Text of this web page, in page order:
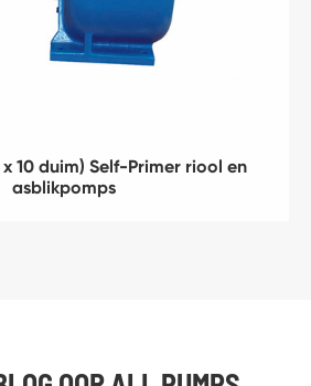
x 10 duim) Self-Primer riool en
asblikpomps